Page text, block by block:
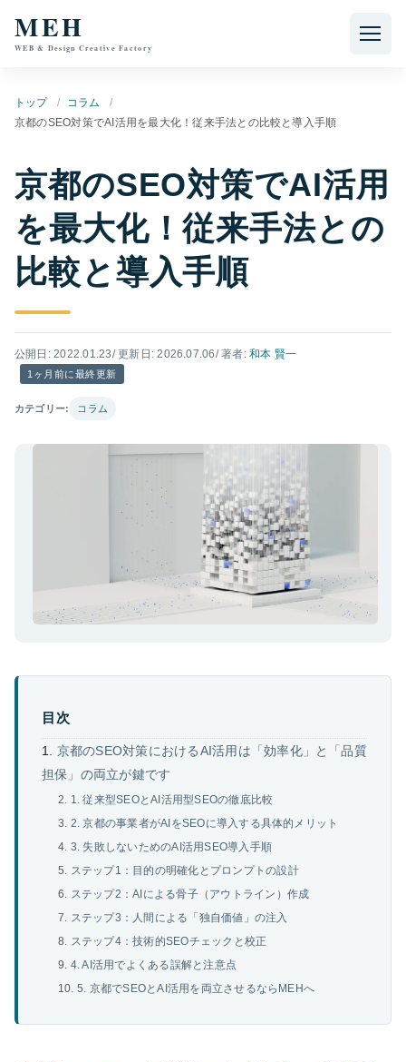
MEH
WEB & Design Creative Factory
トップ
コラム
京都のSEO対策でAI活用を最大化！従来手法との比較と導入手順
京都のSEO対策でAI活用
を最大化！従来手法との
比較と導入手順
公開日: 2022.01.23/ 更新日: 2026.07.06/ 著者:和本 賢一
1ヶ月前に最終更新
カテゴリー: コラム
目次
京都のSEO対策におけるAI活用は「効率化」と「品質
担保」の両立が鍵です
1. 従来型SEOとAI活用型SEOの徹底比較
2. 京都の事業者がAIをSEOに導入する具体的メリット
3. 失敗しないためのAI活用SEO導入手順
ステップ1：目的の明確化とプロンプトの設計
ステップ2：AIによる骨子（アウトライン）作成
ステップ3：人間による「独自価値」の注入
ステップ4：技術的SEOチェックと校正
4. AI活用でよくある誤解と注意点
5. 京都でSEOとAI活用を両立させるならMEHへ